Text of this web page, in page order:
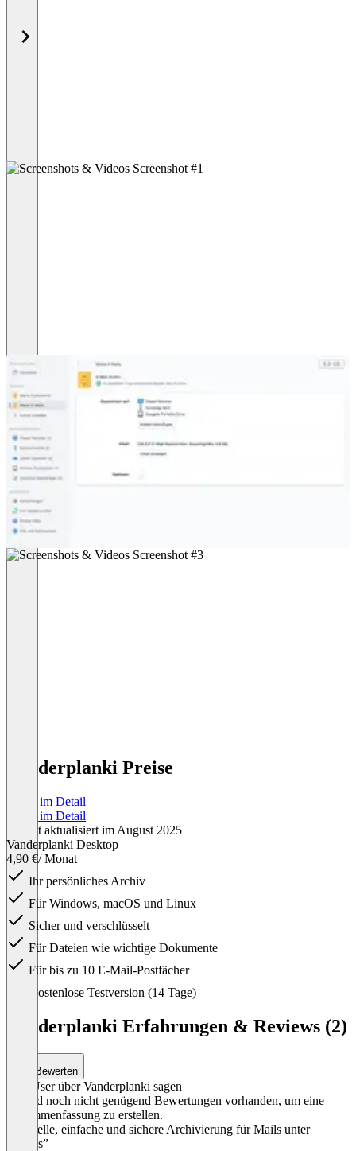
Vanderplanki Preise
Preise im Detail
Preise im Detail
Zuletzt aktualisiert im August 2025
Vanderplanki Desktop
4,90 €/ Monat
Ihr persönliches Archiv
Für Windows, macOS und Linux
Sicher und verschlüsselt
Für Dateien wie wichtige Dokumente
Für bis zu 10 E-Mail-Postfächer
Kostenlose Testversion (14 Tage)
Vanderplanki Erfahrungen & Reviews (2)
Bewerten
Was User über Vanderplanki sagen
Es sind noch nicht genügend Bewertungen vorhanden, um eine
Zusammenfassung zu erstellen.
“Schnelle, einfache und sichere Archivierung für Mails unter
MacOs”